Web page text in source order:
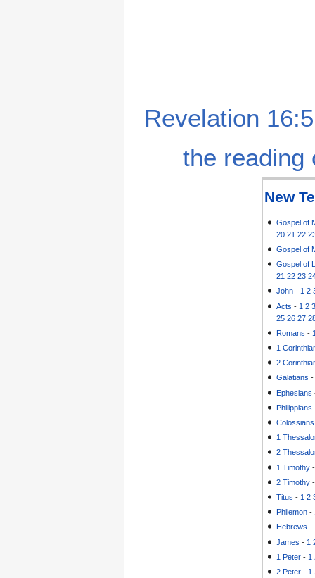
Revelation
the reading
New
Gospel of
20 21 22
Gospel of
Gospel of
21 22 23
John -1 2
Acts - 1 2
25 26 27
Romans -
1
2
Galatians
Ephesians
Philippians
Colossians
1
2
1 Timothy
2 Timothy
Titus - 1 2
Philemon -
Hebrews -
James - 1
1 Peter - 1
2 Peter - 1